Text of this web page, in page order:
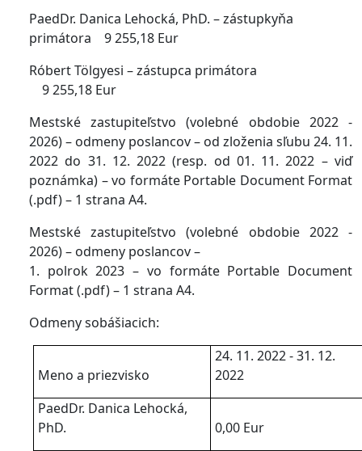
PaedDr. Danica Lehocká, PhD. – zástupkyňa
primátora 9 255,18 Eur
Róbert Tölgyesi – zástupca primátora
9 255,18 Eur
Mestské zastupiteľstvo (volebné obdobie 2022 -
2026) – odmeny poslancov – od zloženia sľubu 24. 11.
2022 do 31. 12. 2022 (resp. od 01. 11. 2022 – viď
poznámka) – vo formáte Portable Document Format
(.pdf) – 1 strana A4.
Mestské zastupiteľstvo (volebné obdobie 2022 -
2026) – odmeny poslancov –
1. polrok 2023 – vo formáte Portable Document
Format (.pdf) – 1 strana A4.
Odmeny sobášiacich:
Meno a priezvisko
24. 11. 2022 - 31. 12.
2022
PaedDr. Danica Lehocká,
PhD.
0,00 Eur